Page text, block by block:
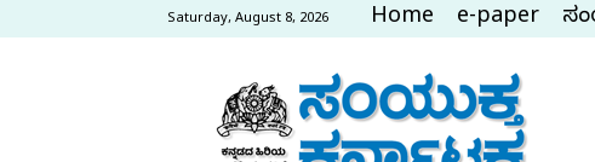
Saturday, August 8, 2026 Home e-paper
Samyukta
Karnataka